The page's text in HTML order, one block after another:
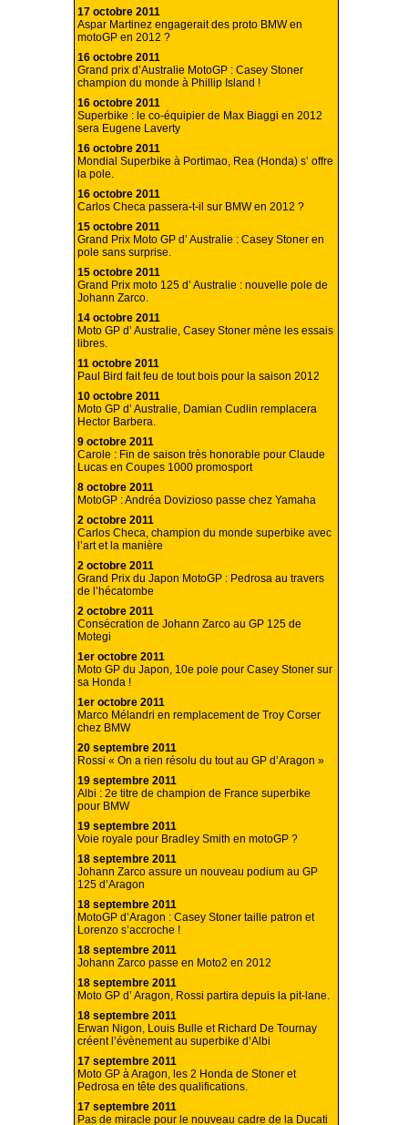
17 octobre 2011
Aspar Martinez engagerait des proto BMW en
motoGP en 2012 ?
16 octobre 2011
Grand prix d’Australie MotoGP : Casey Stoner
champion du monde à Phillip Island !
16 octobre 2011
Superbike : le co-équipier de Max Biaggi en 2012
sera Eugene Laverty
16 octobre 2011
Mondial Superbike à Portimao, Rea (Honda) s’ offre
la pole.
16 octobre 2011
Carlos Checa passera-t-il sur BMW en 2012 ?
15 octobre 2011
Grand Prix Moto GP d’ Australie : Casey Stoner en
pole sans surprise.
15 octobre 2011
Grand Prix moto 125 d’ Australie : nouvelle pole de
Johann Zarco.
14 octobre 2011
Moto GP d’ Australie, Casey Stoner mène les essais
libres.
11 octobre 2011
Paul Bird fait feu de tout bois pour la saison 2012
10 octobre 2011
Moto GP d’ Australie, Damian Cudlin remplacera
Hector Barbera.
9 octobre 2011
Carole : Fin de saison très honorable pour Claude
Lucas en Coupes 1000 promosport
8 octobre 2011
MotoGP : Andréa Dovizioso passe chez Yamaha
2 octobre 2011
Carlos Checa, champion du monde superbike avec
l’art et la manière
2 octobre 2011
Grand Prix du Japon MotoGP : Pedrosa au travers
de l’hécatombe
2 octobre 2011
Consécration de Johann Zarco au GP 125 de
Motegi
1er octobre 2011
Moto GP du Japon, 10e pole pour Casey Stoner sur
sa Honda !
1er octobre 2011
Marco Mélandri en remplacement de Troy Corser
chez BMW
20 septembre 2011
Rossi « On a rien résolu du tout au GP d’Aragon »
19 septembre 2011
Albi : 2e titre de champion de France superbike
pour BMW
19 septembre 2011
Voie royale pour Bradley Smith en motoGP ?
18 septembre 2011
Johann Zarco assure un nouveau podium au GP
125 d’Aragon
18 septembre 2011
MotoGP d’Aragon : Casey Stoner taille patron et
Lorenzo s’accroche !
18 septembre 2011
Johann Zarco passe en Moto2 en 2012
18 septembre 2011
Moto GP d’ Aragon, Rossi partira depuis la pit-lane.
18 septembre 2011
Erwan Nigon, Louis Bulle et Richard De Tournay
créent l’évènement au superbike d’Albi
17 septembre 2011
Moto GP à Aragon, les 2 Honda de Stoner et
Pedrosa en tête des qualifications.
17 septembre 2011
Pas de miracle pour le nouveau cadre de la Ducati